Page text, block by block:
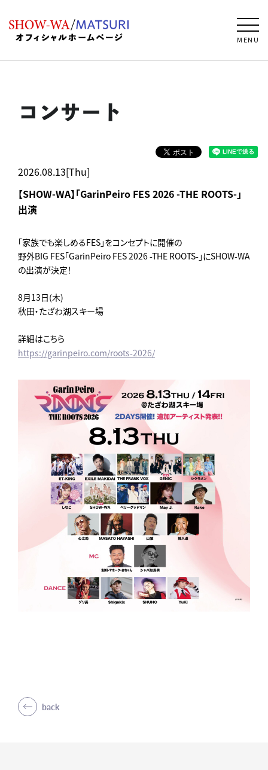
MENU
コンサート
2026.08.13[Thu]
【SHOW-WA】「GarinPeiro FES 2026 -THE ROOTS-」
出演
「家族でも楽しめるFES」をコンセプトに開催の
野外BIG FES「GarinPeiro FES 2026 -THE ROOTS-」にSHOW-WA
の出演が決定！
8月13日(木)
秋田・たざわ湖スキー場
詳細はこちら
https://garinpeiro.com/roots-2026/
back